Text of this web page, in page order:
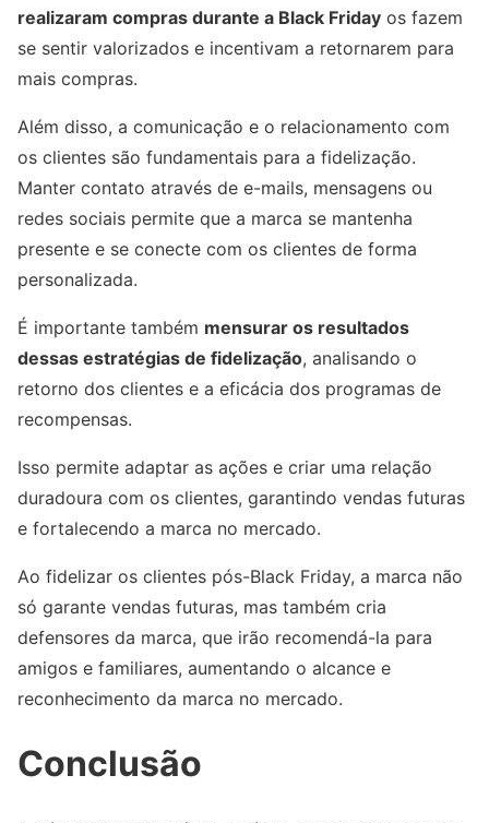
realizaram compras durante a Black Friday os fazem
se sentir valorizados e incentivam a retornarem para
mais compras.
Além disso, a comunicação e o relacionamento com
os clientes são fundamentais para a fidelização.
Manter contato através de e-mails, mensagens ou
redes sociais permite que a marca se mantenha
presente e se conecte com os clientes de forma
personalizada.
É importante também mensurar os resultados
dessas estratégias de fidelização, analisando o
retorno dos clientes e a eficácia dos programas de
recompensas.
Isso permite adaptar as ações e criar uma relação
duradoura com os clientes, garantindo vendas futuras
e fortalecendo a marca no mercado.
Ao fidelizar os clientes pós-Black Friday, a marca não
só garante vendas futuras, mas também cria
defensores da marca, que irão recomendá-la para
amigos e familiares, aumentando o alcance e
reconhecimento da marca no mercado.
Conclusão